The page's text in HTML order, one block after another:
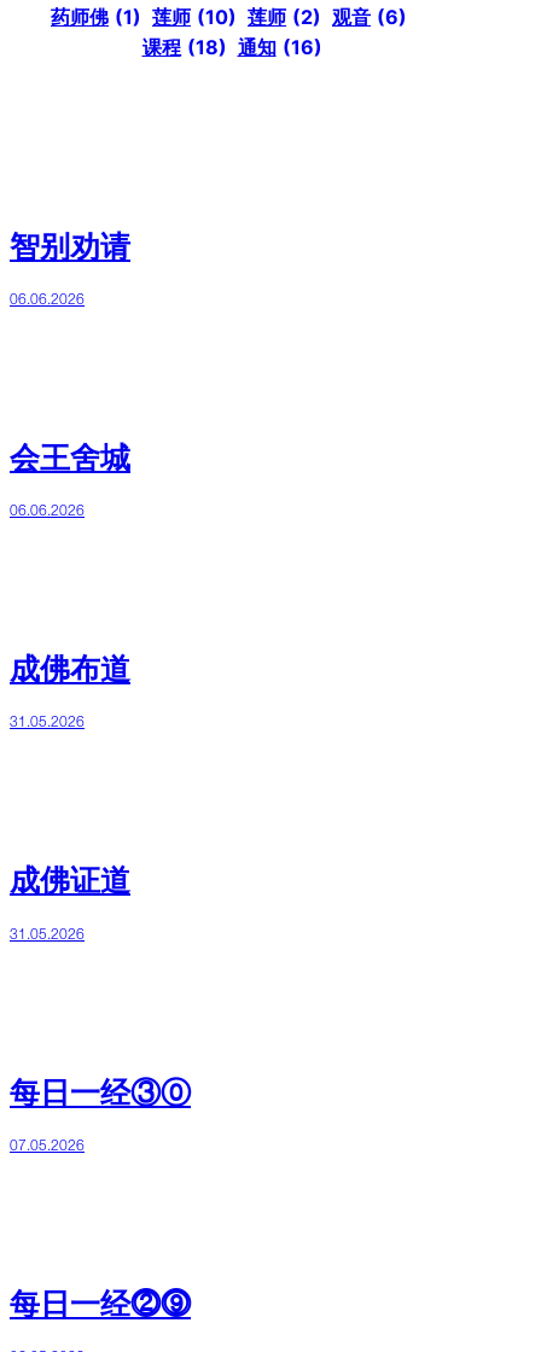
药师佛 (1) 莲师 (10) 莲师 (2) 观音 (6)
课程 (18) 通知 (16)
智别劝请
06.06.2026
会王舍城
06.06.2026
成佛布道
31.05.2026
成佛证道
31.05.2026
每日一经③⓪
07.05.2026
每日一经⓶⓽